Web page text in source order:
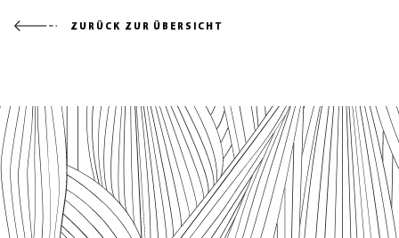
ZURÜCK ZUR ÜBERSICHT